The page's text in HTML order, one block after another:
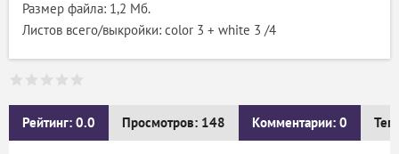
Размер файла: 1,2 Мб.
Листов всего/выкройки: color 3 + white 3 /4
Рейтинг: 0.0 Просмотров: 148 Комментарии: 0